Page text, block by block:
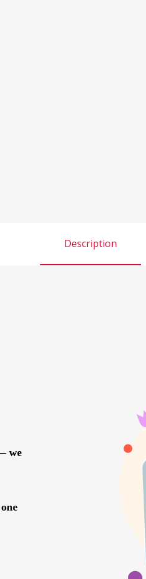
Description